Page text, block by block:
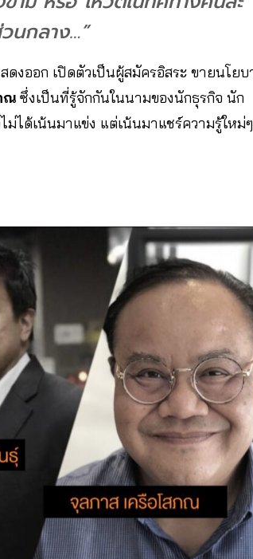
นกลาง…”
ดงออก เปิดตัวเป็นผู้สมัครอิสระ ขายนโยบ
ณ ซึ่งเป็นที่รู้จักกันในนามของนักธุรกิจ นัก
ม่ได้เน้นมาแข่ง แต่เน้นมาแชร์ความรู้ใหม่